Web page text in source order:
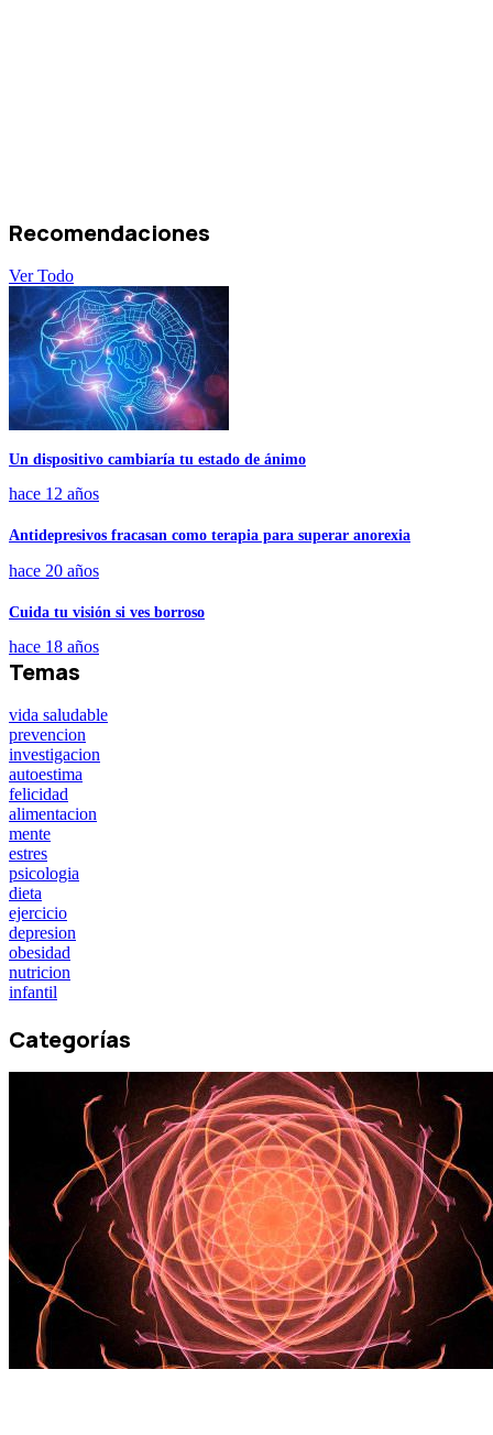
Recomendaciones
Ver Todo
Un dispositivo cambiaría tu estado de ánimo
hace 12 años
Antidepresivos fracasan como terapia para superar anorexia
hace 20 años
Cuida tu visión si ves borroso
hace 18 años
Temas
vida saludable
prevencion
investigacion
autoestima
felicidad
alimentacion
mente
estres
psicologia
dieta
ejercicio
depresion
obesidad
nutricion
infantil
Categorías